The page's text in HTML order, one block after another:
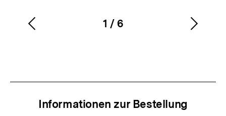
Karussellinhalt
1
von
/ 6
Vorherigen
Informationen zur Bestellung